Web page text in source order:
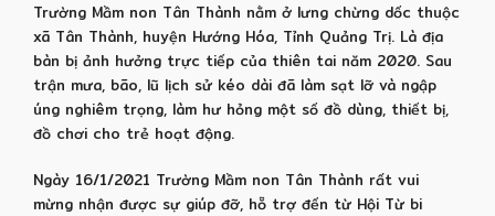
Trường Mầm non Tân Thành nằm ở lưng chừng dốc thuộc
xã Tân Thành, huyện Hướng Hóa, Tỉnh Quảng Trị. Là địa
bàn bị ảnh hưởng trực tiếp của thiên tai năm 2020. Sau
trận mưa, bão, lũ lịch sử kéo dài đã làm sạt lỡ và ngập
úng nghiêm trọng, làm hư hỏng một số đồ dùng, thiết bị,
đồ chơi cho trẻ hoạt động.
Ngày 16/1/2021 Trường Mầm non Tân Thành rất vui
mừng nhận được sự giúp đỡ, hỗ trợ đến từ Hội Từ bi